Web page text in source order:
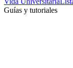
Guías y tutoriales